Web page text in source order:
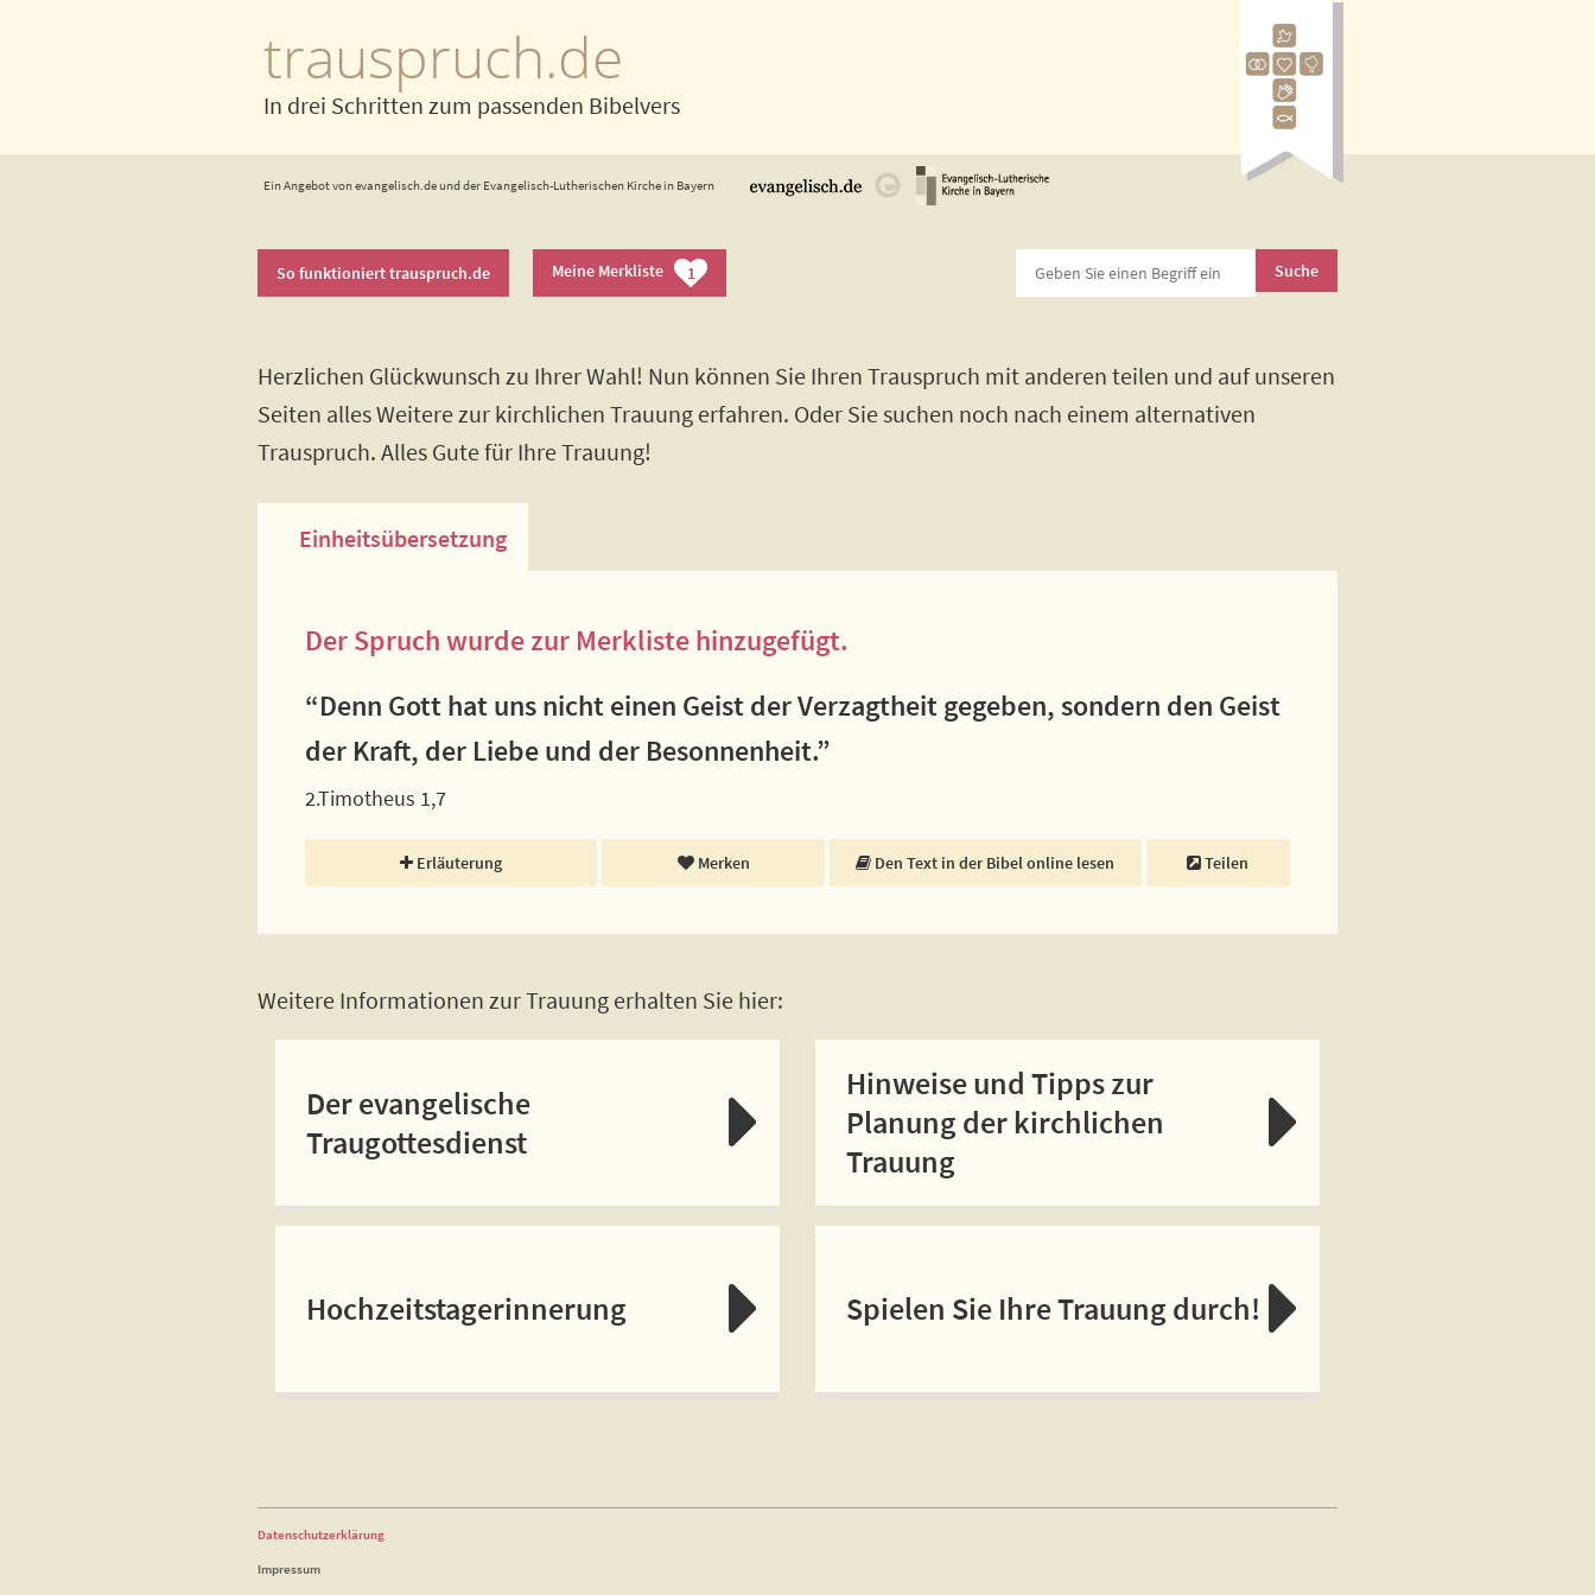
trauspruch.de
In drei Schritten zum passenden Bibelvers
Ein Angebot von evangelisch.de und der Evangelisch-Lutherischen Kirche in Bayern
So funktioniert trauspruch.de Meine Merkliste 1
Herzlichen Glückwunsch zu Ihrer Wahl! Nun können Sie Ihren Trauspruch mit anderen teilen und auf unseren
Seiten alles Weitere zur kirchlichen Trauung erfahren. Oder Sie suchen noch nach einem alternativen
Trauspruch. Alles Gute für Ihre Trauung!
Einheitsübersetzung
Der Spruch wurde zur Merkliste hinzugefügt.
“Denn Gott hat uns nicht einen Geist der Verzagtheit gegeben, sondern den Geist
der Kraft, der Liebe und der Besonnenheit.”
2.Timotheus 1,7
Erläuterung Merken Den Text in der Bibel online lesen Teilen
Weitere Informationen zur Trauung erhalten Sie hier:
Der evangelische
Traugottesdienst
Hinweise und Tipps zur
Planung der kirchlichen
Trauung
Hochzeitstagerinnerung Spielen Sie Ihre Trauung durch!
Datenschutzerklärung
Impressum